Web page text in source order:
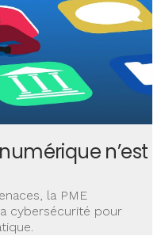
n’est
la PME
cybersécurité pour